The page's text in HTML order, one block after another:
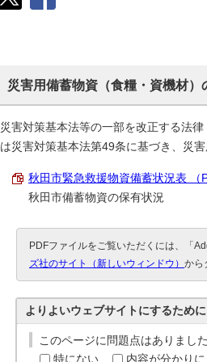
災害用備蓄物資（食糧・資機材
災害対策基本法等の一部を改正する法
は災害対策基本法第49条に基づき、災
秋田市緊急救援物資備蓄状況表 （
秋田市備蓄物資の保有状況
PDFファイルをご覧いただくには、「
ズ社のサイト（新しいウィンドウ） から
よりよいウェブサイトにするため
このページに問題点はありまし
特にない
内容が分かり